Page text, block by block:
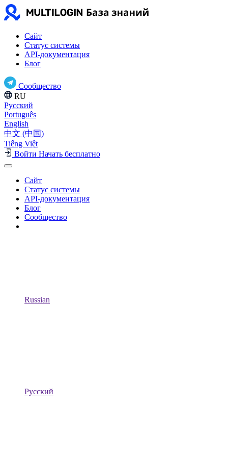
Сайт
Статус системы
API-документация
Блог
Сообщество
RU
Русский
Português
English
中文 (中国)
Tiếng Việt
Войти Начать бесплатно
Сайт
Статус системы
API-документация
Блог
Сообщество
Russian
Русский